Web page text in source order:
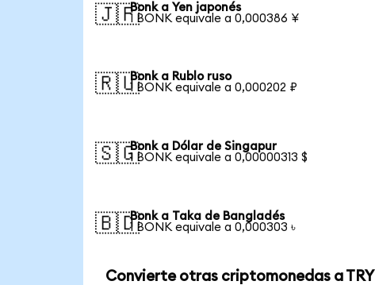
🇯🇵Bonk a Yen japonés
1 BONK equivale a 0,000386 ¥
🇷🇺Bonk a Rublo ruso
1 BONK equivale a 0,000202 ₽
🇸🇬Bonk a Dólar de Singapur
1 BONK equivale a 0,00000313 $
🇧🇩Bonk a Taka de Bangladés
1 BONK equivale a 0,000303 ৳
Convierte otras criptomonedas a TRY